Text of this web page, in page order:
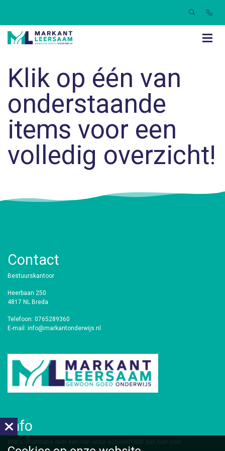
Klik op één van
onderstaande
items voor een
volledig overzicht!
Contact
Bestuurskantoor
Heerbaan 250
4817 NL Breda
Telefoon: 0765289360
E-mail: info@markantonderwijs.nl
Info
​Wilt u informatie over één van onze scholen? Klik dan hier voor